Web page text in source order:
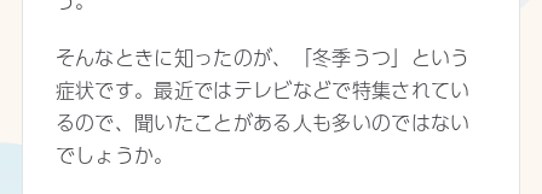
そんなときに知ったのが、「冬季うつ」という
症状です。最近ではテレビなどで特集されてい
るので、聞いたことがある人も多いのではない
でしょうか。